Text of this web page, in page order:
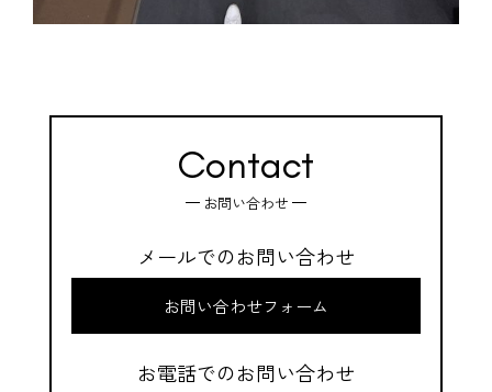
Contact
お問い合わせ
メールでのお問い合わせ
お問い合わせフォーム
お電話でのお問い合わせ